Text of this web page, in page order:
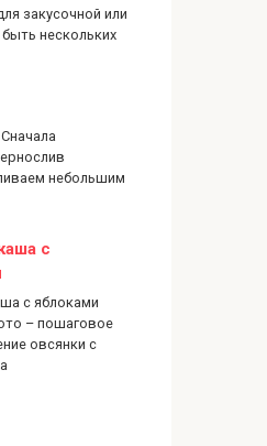
закусочной или
нескольких
небольшим
с
с яблоками
– пошаговое
овсянки с